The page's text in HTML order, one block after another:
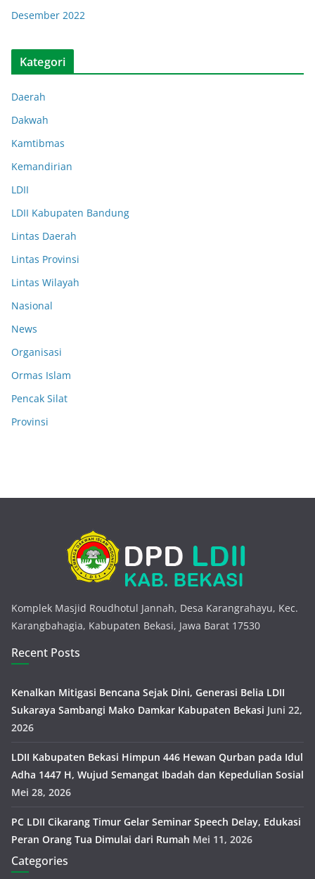
Desember 2022
Kategori
Daerah
Dakwah
Kamtibmas
Kemandirian
LDII
LDII Kabupaten Bandung
Lintas Daerah
Lintas Provinsi
Lintas Wilayah
Nasional
News
Organisasi
Ormas Islam
Pencak Silat
Provinsi
Komplek Masjid Roudhotul Jannah, Desa Karangrahayu, Kec.
Karangbahagia, Kabupaten Bekasi, Jawa Barat 17530
Recent Posts
Kenalkan Mitigasi Bencana Sejak Dini, Generasi Belia LDII
Sukaraya Sambangi Mako Damkar Kabupaten Bekasi Juni 22,
2026
LDII Kabupaten Bekasi Himpun 446 Hewan Qurban pada Idul
Adha 1447 H, Wujud Semangat Ibadah dan Kepedulian Sosial
Mei 28, 2026
PC LDII Cikarang Timur Gelar Seminar Speech Delay, Edukasi
Peran Orang Tua Dimulai dari Rumah Mei 11, 2026
Categories